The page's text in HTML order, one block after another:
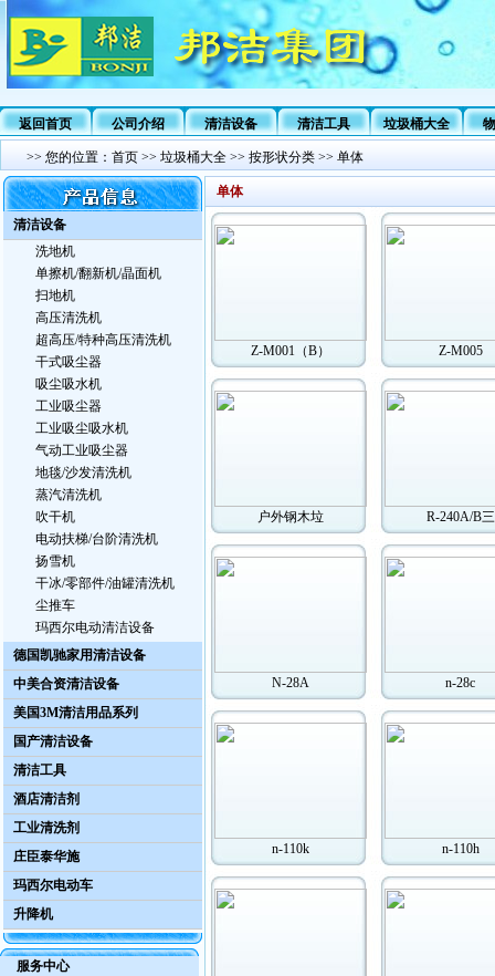
返回首页 公司介绍 清洁设备 清洁工具 垃圾桶大全
>> 您的位置： 首页 >> 垃圾桶大全 >> 按形状分类 >> 单体
清洁设备
洗地机
单擦机/翻新机/晶面机
扫地机
高压清洗机
超高压/特种高压清洗机
干式吸尘器
吸尘吸水机
工业吸尘器
工业吸尘吸水机
气动工业吸尘器
地毯/沙发清洗机
蒸汽清洗机
吹干机
电动扶梯/台阶清洗机
扬雪机
干冰/零部件/油罐清洗机
尘推车
玛西尔电动清洁设备
德国凯驰家用清洁设备
中美合资清洁设备
美国3M清洁用品系列
国产清洁设备
清洁工具
酒店清洁剂
工业清洗剂
庄臣泰华施
玛西尔电动车
升降机
服务中心
单体
Z-M001（B） Z-M005
户外钢木垃 R-240A/B三
N-28A n-28c
n-110k n-110h